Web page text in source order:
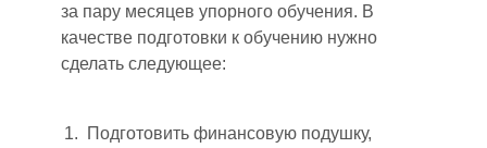
за пару месяцев упорного обучения. В
качестве подготовки к обучению нужно
сделать следующее:
Подготовить финансовую подушку,